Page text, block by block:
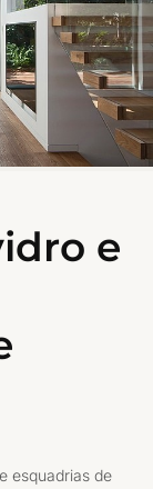
e
esquadrias de